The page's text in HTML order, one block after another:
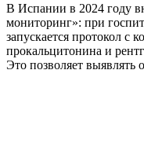
В Испании в 2024 году
мониторинг»: при
запускается протокол с
прокальцитонина и
Это позволяет выявлять